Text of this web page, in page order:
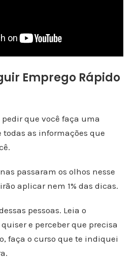
Emprego Rápido
que você faça uma
as informações que
passaram os olhos nesse
aplicar nem 1% das dicas.
pessoas. Leia o
e perceber que precisa
faça o curso que te indiquei